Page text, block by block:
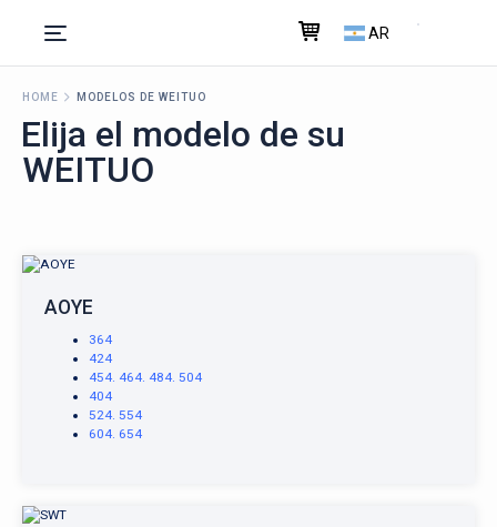
AR
HOME MODELOS DE WEITUO
Elija el modelo de su
WEITUO
AOYE
364
424
454. 464. 484. 504
404
524. 554
604. 654